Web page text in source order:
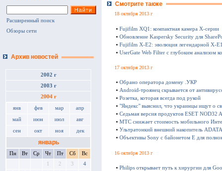
Расширенный поиск
Обзоры сети
Архив новостей
2002 г
2003 г
2004 г
янв фев мар апр
май июн июл авг
сен окт ноя дек
январь
Пн Вт Ср Чт Пт Сб
Вс
1
2 3
4
Смотрите также
18 октября 2013 г
• Fujifilm XQ1: компактная камера Х-серии
• Обновление Kaspersky Security для
• Fujifilm X-E2: эволюция легендарной X-
• UserGate Web Filter с глубоким анализом
17 октября 2013 г
• Обрано оператора домену .УКР
• Android-троянец скрывается от
• Розетка, которая всегда под рукой
• "Яндекс" выяснил, что украинцы ищут о
• Седьмая версия продуктов ESET NOD32
• МТС снижает стоимость мобильного
• Ультратонкий внешний накопитель
• Объективы Sony с байонетом E для
16 октября 2013 г
• Philips открывает путь к хирургии для